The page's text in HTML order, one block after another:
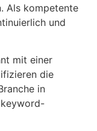
Als kompetente
und
mit einer
die
in
keyword-